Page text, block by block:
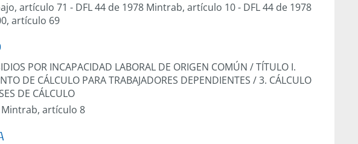
artículo 71 - DFL 44 de 1978 Mintrab, artículo 10- DFL 44 de 1978
artículo 69
POR INCAPACIDAD LABORAL DE ORIGEN COMÚN /TÍTULO I.
DE CÁLCULO PARA TRABAJADORES DEPENDIENTES /3. CÁLCULO
DE CÁLCULO
Mintrab, artículo 8